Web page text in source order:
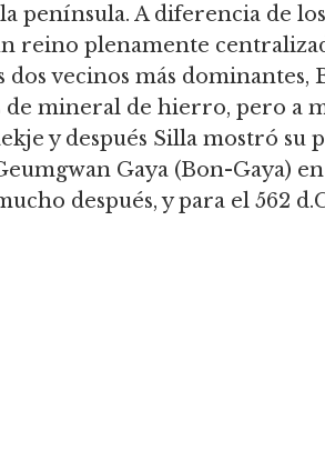
península. A diferencia de los
reino plenamente
dos vecinos más dominantes,
de mineral de hierro, pero a
y después Silla mostró su
Gaya (Bon-Gaya)
después, y para el 562